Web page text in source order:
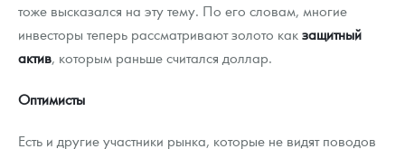
тоже высказался на эту тему. По его словам, многие
инвесторы теперь рассматривают золото какзащитный
актив, которым раньше считался доллар.
Оптимисты
Есть и другие участники рынка, которые не видят поводов